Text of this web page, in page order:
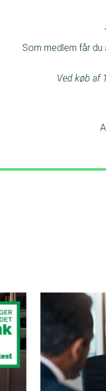
Som medlem får
Ved køb af